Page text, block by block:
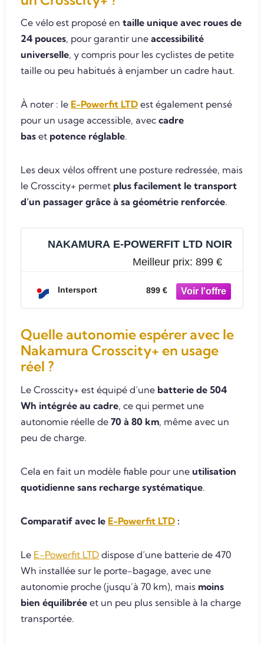
Ce vélo est proposé en taille unique avec roues de
24 pouces, pour garantir une accessibilité
universelle, y compris pour les cyclistes de petite
taille ou peu habitués à enjamber un cadre haut.
À noter : le E-Powerfit LTD est également pensé
pour un usage accessible, avec cadre
bas et potence réglable.
Les deux vélos offrent une posture redressée, mais
le Crosscity+ permet plus facilement le transport
d’un passager grâce à sa géométrie renforcée.
NAKAMURA E-POWERFIT LTD NOIR
Meilleur prix: 899 €
Intersport 899 €
Quelle autonomie espérer avec le
Nakamura Crosscity+ en usage
réel ?
Le Crosscity+ est équipé d’une batterie de 504
Wh intégrée au cadre, ce qui permet une
autonomie réelle de 70 à 80 km, même avec un
peu de charge.
Cela en fait un modèle fiable pour une utilisation
quotidienne sans recharge systématique.
Comparatif avec le E-Powerfit LTD :
Le E-Powerfit LTD dispose d’une batterie de 470
Wh installée sur le porte-bagage, avec une
autonomie proche (jusqu’à 70 km), mais moins
bien équilibrée et un peu plus sensible à la charge
transportée.